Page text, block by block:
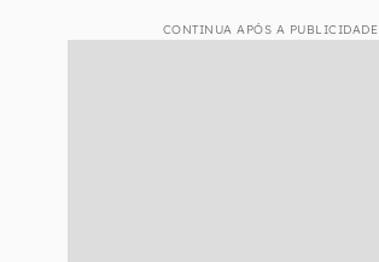
CONTINUA APÓS A PUBLICIDADE